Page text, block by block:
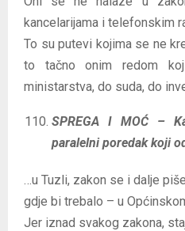
kancelarijama i telefonskim
To su putevi kojima se ne
to tačno onim redom
ministarstva, do suda, do
SPREGA I MOĆ –
paralelni poredak koji
…u Tuzli, zakon se i dalje
gdje bi trebalo – u
Jer iznad svakog zakona,